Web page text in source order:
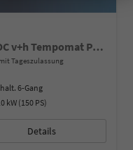
Monte Carlo Klimaautomatik PDC v+h Tempomat Panoramadach
Tageszulassung
6-Gang
kW (150 PS)
Details